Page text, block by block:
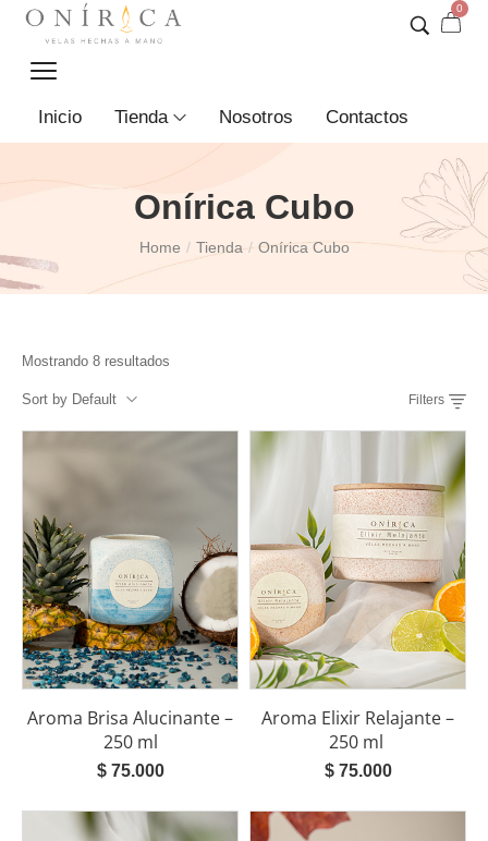
Inicio Tienda Nosotros Contactos
0
Onírica Cubo
Home / Tienda / Onírica Cubo
Mostrando 8 resultados
Sort by Default Filters
Aroma Brisa Alucinante –
250 ml
$75.000
Aroma Elixir Relajante –
250 ml
$75.000